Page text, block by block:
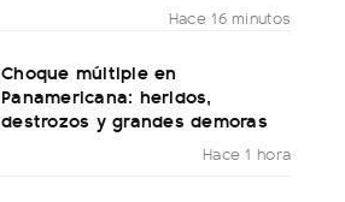
Hace 16 minutos
Choque múltiple en
Panamericana: heridos,
destrozos y grandes demoras
Hace 1 hora